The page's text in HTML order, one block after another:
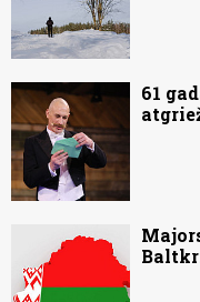
61